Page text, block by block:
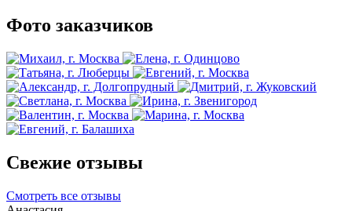
Фото заказчиков
Свежие отзывы
Смотреть все отзывы